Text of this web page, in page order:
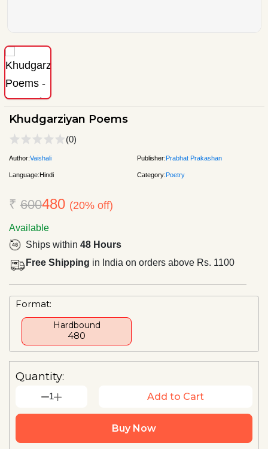
Khudgarziyan Poems
(0)
Author:Vaishali Publisher:Prabhat Prakashan
Language:Hindi Category:Poetry
₹ 600480 (20% off)
Available
Ships within 48 Hours
Free Shipping in India on orders above Rs. 1100
Format:
Hardbound
₹480
Quantity:
1 Add to Cart
Buy Now